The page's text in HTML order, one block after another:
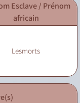
Esclave / Prénom
africain
Lesmorts